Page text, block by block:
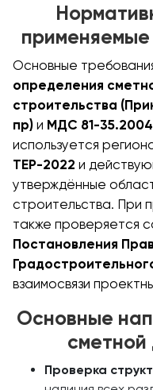
Основные
определения
строительства
пр) и МДС 81-35.2004
используется
ТЕР-2022 и
утверждённые
строительства. При
также проверяется
Постановления
взаимосвязи
Основные
Проверка